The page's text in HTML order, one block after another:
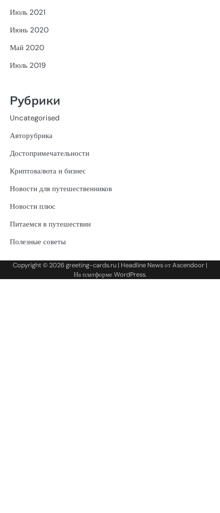
Июль 2021
Июнь 2020
Май 2020
Июль 2019
Рубрики
Uncategorised
Авторубрика
Достопримечательности
Криптовалюта и бизнес
Новости для путешественников
Новости плюс
Питаемся в путешествии
Полезные советы
Copyright © 2026greeting-cards.ru | Headline News отAscendoor |
На платформеWordPress.